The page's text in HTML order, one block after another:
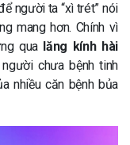
người ta “xì trét” nói
mang hơn. Chính vì
qua lăng kính hài
chưa bệnh tinh
nhiều căn bệnh bủa